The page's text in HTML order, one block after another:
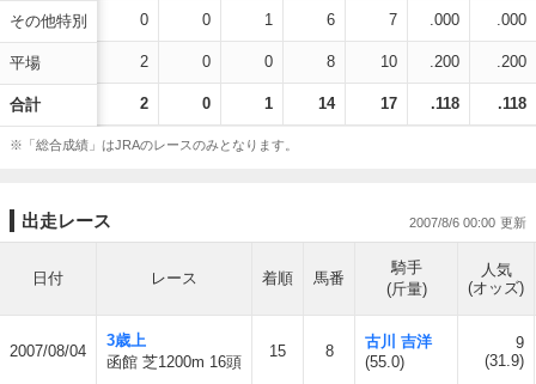
その他特別
平場
合計
0 0 1 6 7 .000 .000
2 0 0 8 10 .200 .200
2 0 1 14 17 .118 .118
※「総合成績」はJRAのレースのみとなります。
出走レース 2007/8/6 00:00
日付 レース 着順 馬番
騎手
(斤量)
人気
(オッズ)
2007/08/04
3歳上
函館 芝1200m 16頭
15 8
古川 吉洋
(55.0)
9
(31.9)